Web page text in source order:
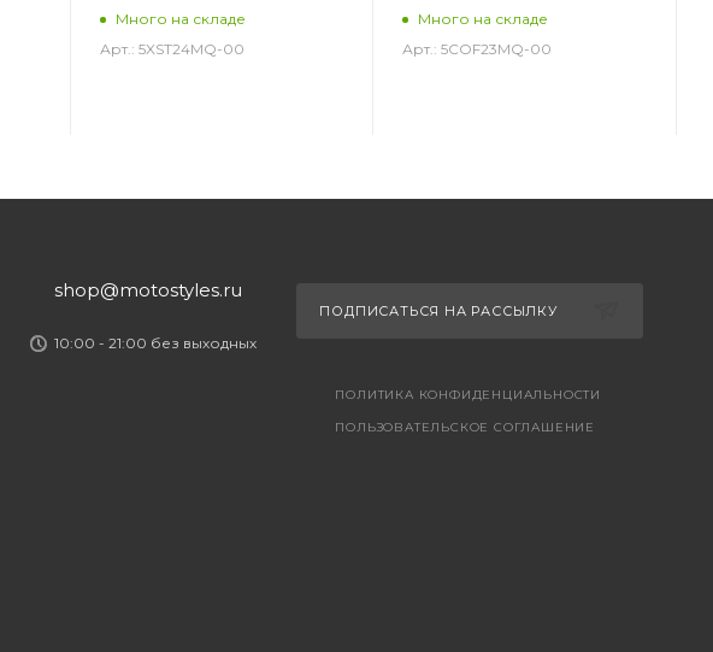
Много на складе
Арт.: 5XST24MQ-00
Много на складе
Арт.: 5COF23MQ-00
shop@motostyles.ru
10:00 - 21:00 без выходных
ПОДПИСАТЬСЯ НА РАССЫЛКУ
ПОЛИТИКА КОНФИДЕНЦИАЛЬНОСТИ
ПОЛЬЗОВАТЕЛЬСКОЕ СОГЛАШЕНИЕ